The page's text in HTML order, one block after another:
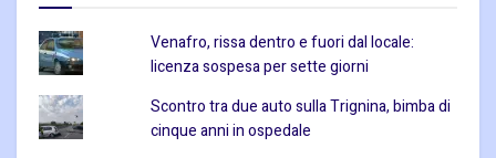
Venafro, rissa dentro e fuori dal locale:
licenza sospesa per sette giorni
Scontro tra due auto sulla Trignina, bimba di
cinque anni in ospedale